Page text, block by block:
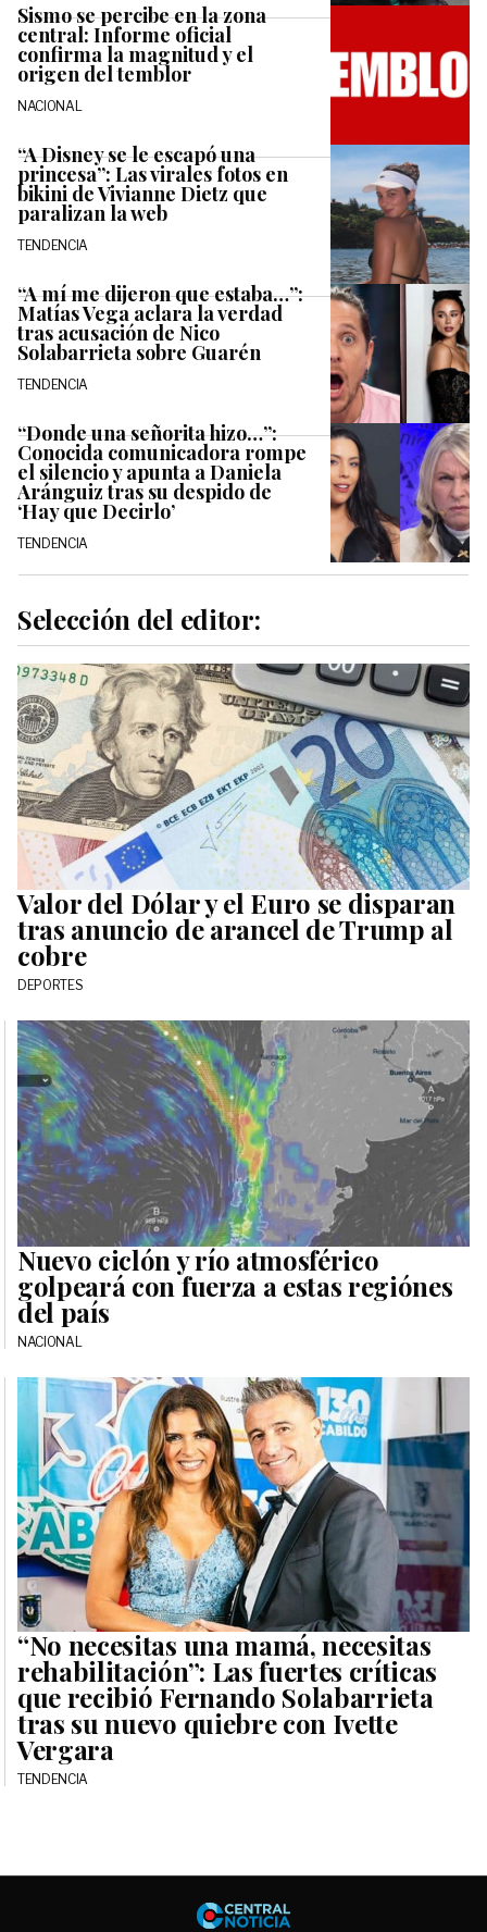
Sismo se percibe en la zona
central: Informe oficial
confirma la magnitud y el
origen del temblor
NACIONAL
“A Disney se le escapó una
princesa”: Las virales fotos en
bikini de Vivianne Dietz que
paralizan la web
TENDENCIA
“A mí me dijeron que estaba…”:
Matías Vega aclara la verdad
tras acusación de Nico
Solabarrieta sobre Guarén
TENDENCIA
“Donde una señorita hizo…”:
Conocida comunicadora rompe
el silencio y apunta a Daniela
Aránguiz tras su despido de
‘Hay que Decirlo’
TENDENCIA
Selección del editor:
Valor del Dólar y el Euro se disparan
tras anuncio de arancel de Trump al
cobre
DEPORTES
Nuevo ciclón y río atmosférico
golpeará con fuerza a estas regiónes
del país
NACIONAL
“No necesitas una mamá, necesitas
rehabilitación”: Las fuertes críticas
que recibió Fernando Solabarrieta
tras su nuevo quiebre con Ivette
Vergara
TENDENCIA